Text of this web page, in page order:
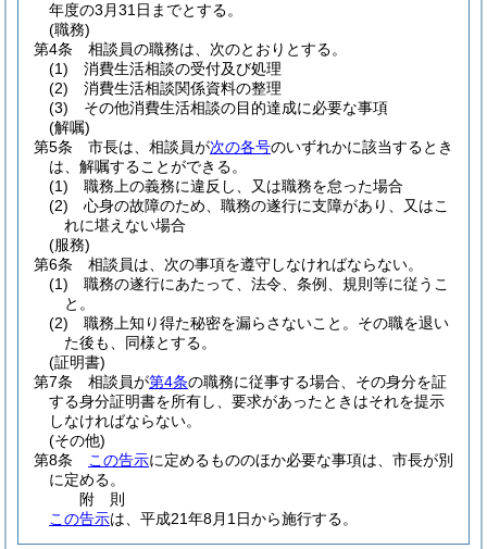
年度の3月31日までとする。
(職務)
第4条
相談員の職務は、次のとおりとする。
(1)
消費生活相談の受付及び処理
(2)
消費生活相談関係資料の整理
(3)
その他消費生活相談の目的達成に必要な事項
(解嘱)
第5条
市長は、相談員が次の各号のいずれかに該当するとき
は、解嘱することができる。
(1)
職務上の義務に違反し、又は職務を怠った場合
(2)
心身の故障のため、職務の遂行に支障があり、又はこ
れに堪えない場合
(服務)
第6条
相談員は、次の事項を遵守しなければならない。
(1)
職務の遂行にあたって、法令、条例、規則等に従うこ
と。
(2)
職務上知り得た秘密を漏らさないこと。 その職を退い
た後も、同様とする。
(証明書)
第7条
相談員が第4条の職務に従事する場合、その身分を証
する身分証明書を所有し、要求があったときはそれを提示
しなければならない。
(その他)
第8条
この告示に定めるもののほか必要な事項は、市長が別
に定める。
附 則
この告示は、平成21年8月1日から施行する。